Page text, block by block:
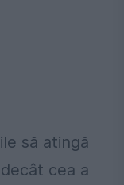
să atingă
cea a